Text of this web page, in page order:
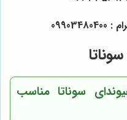
سوناتا مناسب